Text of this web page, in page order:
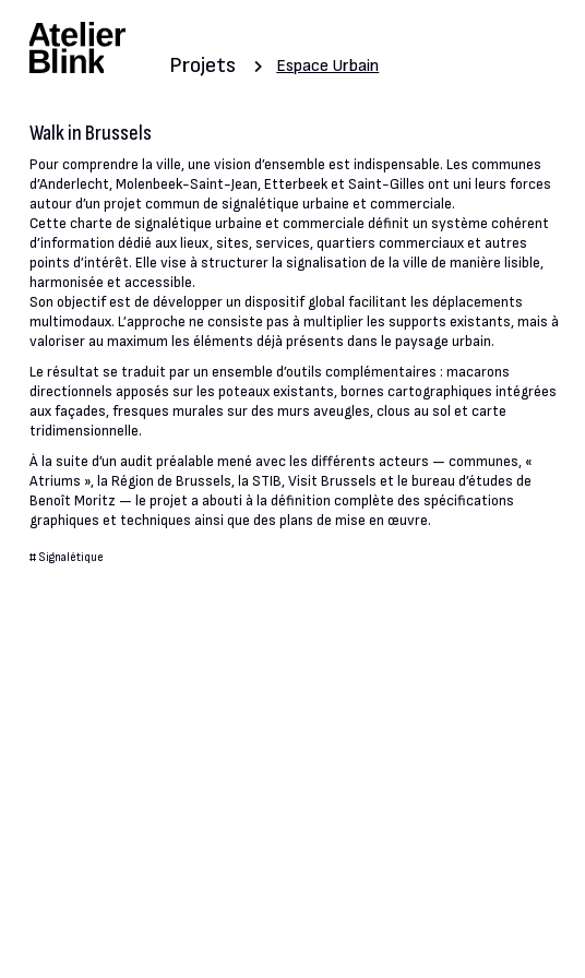
Projets Espace Urbain
Walk in Brussels
Pour comprendre la ville, une vision d’ensemble est indispensable. Les communes
d’Anderlecht, Molenbeek-Saint-Jean, Etterbeek et Saint-Gilles ont uni leurs forces
autour d’un projet commun de signalétique urbaine et commerciale.
Cette charte de signalétique urbaine et commerciale définit un système cohérent
d’information dédié aux lieux, sites, services, quartiers commerciaux et autres
points d’intérêt. Elle vise à structurer la signalisation de la ville de manière lisible,
harmonisée et accessible.
Son objectif est de développer un dispositif global facilitant les déplacements
multimodaux. L’approche ne consiste pas à multiplier les supports existants, mais à
valoriser au maximum les éléments déjà présents dans le paysage urbain.
Le résultat se traduit par un ensemble d’outils complémentaires : macarons
directionnels apposés sur les poteaux existants, bornes cartographiques intégrées
aux façades, fresques murales sur des murs aveugles, clous au sol et carte
tridimensionnelle.
À la suite d’un audit préalable mené avec les différents acteurs — communes, «
Atriums », la Région de Brussels, la STIB, Visit Brussels et le bureau d’études de
Benoît Moritz — le projet a abouti à la définition complète des spécifications
graphiques et techniques ainsi que des plans de mise en œuvre.
# Signalétique